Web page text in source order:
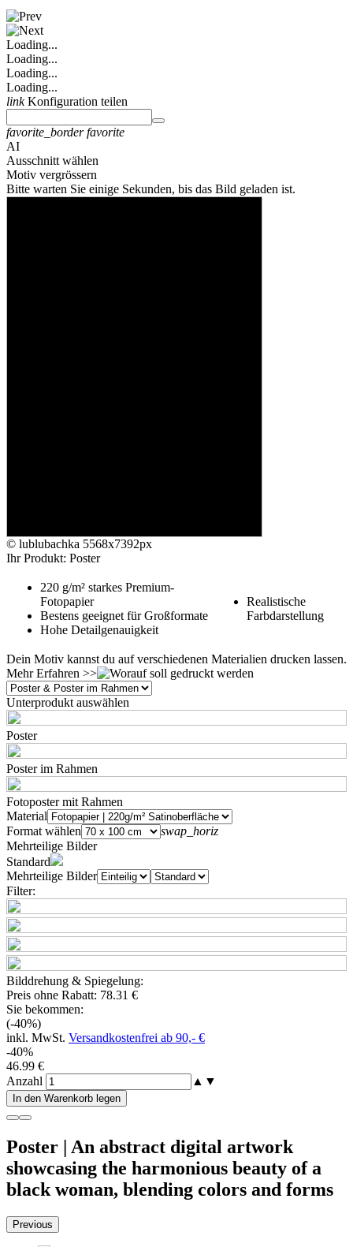
Loading...
Loading...
Loading...
Loading...
linkKonfiguration teilen
favorite_border favorite
AI
Ausschnitt wählen
Motiv vergrössern
Bitte warten Sie einige Sekunden, bis das Bild geladen ist.
© lublubachka 5568x7392px
Ihr Produkt: Poster
220 g/m² starkes Premium-
Fotopapier
Bestens geeignet für Großformate
Hohe Detailgenauigkeit
Realistische
Farbdarstellung
Dein Motiv kannst du auf verschiedenen Materialien drucken lassen.
Mehr Erfahren >>
Unterprodukt auswählen
Poster
Poster im Rahmen
Fotoposter mit Rahmen
Material
Format wählen
swap_horiz
Mehrteilige Bilder
Standard
Mehrteilige Bilder
Filter:
Bilddrehung & Spiegelung:
Preis ohne Rabatt: 78.31 €
Sie bekommen:
(-40%)
inkl. MwSt. Versandkostenfrei ab 90,- €
-40%
46.99 €
Anzahl
▲ ▼
In den Warenkorb legen
Poster | An abstract digital artwork
showcasing the harmonious beauty of a
black woman, blending colors and forms
Previous